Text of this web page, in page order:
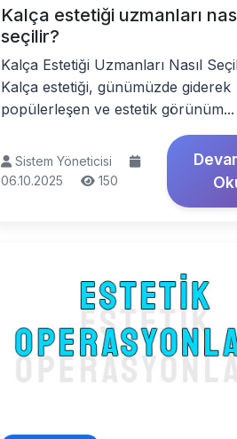
Kalça estetiği uzmanları
seçilir?
Kalça Estetiği Uzmanları Nasıl
Kalça estetiği, günümüzde giderek
popülerleşen ve estetik görünüm...
Sistem Yöneticisi
06.10.2025
150